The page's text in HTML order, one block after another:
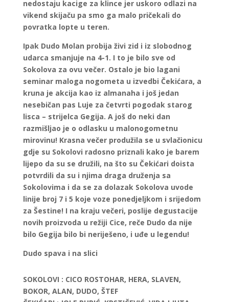
nedostaju kacige za klince jer uskoro odlazi na
vikend skijaču pa smo ga malo pričekali do
povratka lopte u teren.
Ipak Dudo Molan probija živi zid i iz slobodnog
udarca smanjuje na 4-1. I to je bilo sve od
Sokolova za ovu večer. Ostalo je bio lagani
seminar maloga nogometa u izvedbi Čekićara, a
kruna je akcija kao iz almanaha i još jedan
nesebičan pas Luje za četvrti pogodak starog
lisca – strijelca Gegija. A još do neki dan
razmišljao je o odlasku u malonogometnu
mirovinu! Krasna večer produžila se u svlačionicu
gdje su Sokolovi radosno priznali kako je barem
lijepo da su se družili, na što su Čekićari doista
potvrdili da su i njima draga druženja sa
Sokolovima i da se za dolazak Sokolova uvode
linije broj 7 i 5 koje voze ponedjeljkom i srijedom
za Šestine! I na kraju večeri, poslije degustacije
novih proizvoda u režiji Cice, reče Dudo da nije
bilo Gegija bilo bi neriješeno, i uđe u legendu!
Dudo spava i na slici
SOKOLOVI : CICO ROSTOHAR, HERA, SLAVEN,
BOKOR, ALAN, DUDO, ŠTEF